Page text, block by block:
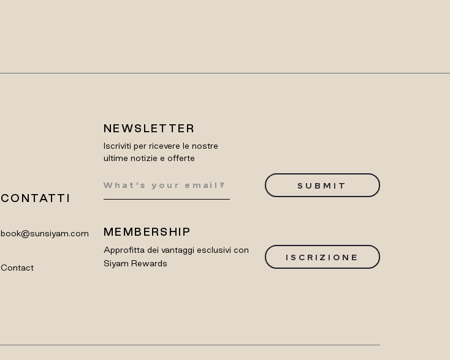
CONTATTI
book@sunsiyam.com
Contact
NEWSLETTER
Iscriviti per ricevere le nostre
ultime notizie e offerte
SUBMIT
MEMBERSHIP
Approfitta dei vantaggi esclusivi con
Siyam Rewards
ISCRIZIONE